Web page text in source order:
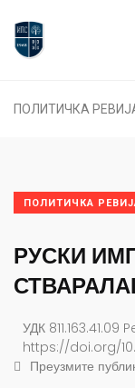
ПОЛИТИЧКА
ПОЛИТИЧКА
РУСКИ
УДК 811.163.41.09
https://doi.org/
Преузмите